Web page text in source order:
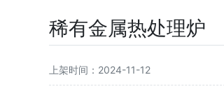
稀有金属热处理炉
上架时间：2024-11-12